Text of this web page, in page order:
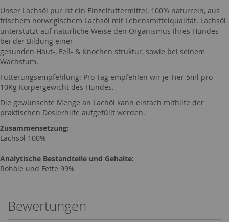
Unser Lachsöl pur ist ein Einzelfuttermittel, 100% naturrein, aus
frischem norwegischem Lachsöl mit Lebensmittelqualität. Lachsöl
unterstützt auf natürliche Weise den Organismus Ihres Hundes
bei der Bildung einer
gesunden Haut-, Fell- & Knochen struktur, sowie bei seinem
Wachstum.
Fütterungsempfehlung: Pro Tag empfehlen wir je Tier 5ml pro
10Kg Körpergewicht des Hundes.
Die gewünschte Menge an Lachöl kann einfach mithilfe der
praktischen Dosierhilfe aufgefüllt werden.
Zusammensetzung:
Lachsöl 100%
Analytische Bestandteile und Gehalte:
Rohöle und Fette 99%
Bewertungen